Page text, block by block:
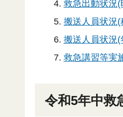
救急出動状況(
搬送人員状況(
搬送人員状況(
救急講習等実
令和5年中救